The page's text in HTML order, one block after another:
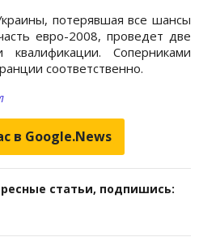
потерявшая все шансы
евро-2008, проведет две
квалификации. Соперниками
соответственно.
в Google.News
статьи, подпишись: